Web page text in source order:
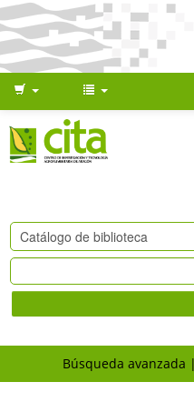
Búsqueda avanzada